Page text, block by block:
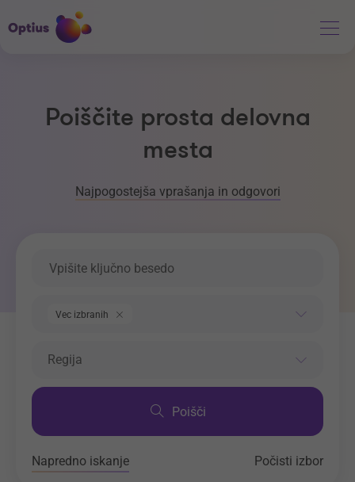
Poiščite prosta delovna
mesta
Najpogostejša vprašanja in odgovori
Vec izbranih
Regija
Poišči
Napredno iskanje Počisti izbor